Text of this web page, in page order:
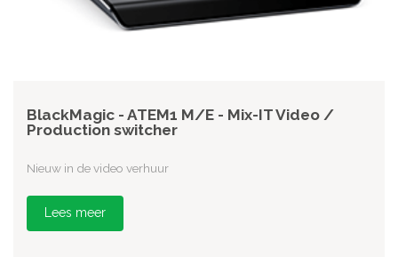
BlackMagic - ATEM1 M/E - Mix-IT Video /
Production switcher
Nieuw in de video verhuur
Lees meer